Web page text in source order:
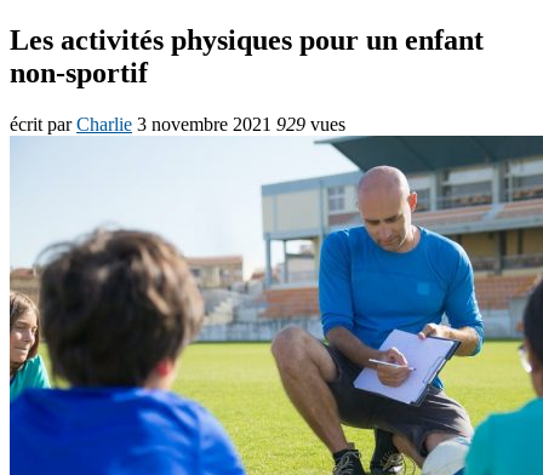
Les activités physiques pour un enfant
non-sportif
écrit parCharlie 3 novembre 2021 929 vues